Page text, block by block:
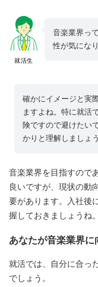
就活生
音楽業界っ
性が気になり
確かにイメージと実
ますよね。特に就活
険ですので避けたい
かりと理解しましょう
音楽業界を目指すので
良いですが、現状の動
要があります。入社後
握しておきましょうね。
あなたが音楽業界に
就活では、自分に合っ
でしょう。